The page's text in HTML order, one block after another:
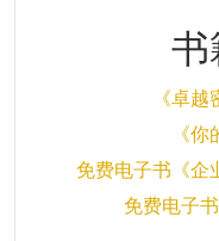
书
《卓
《
免费电子书《企
免费电子